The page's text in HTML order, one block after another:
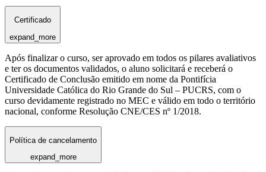
Certificado
expand_more
Após finalizar o curso, ser aprovado em todos os pilares avaliativos
e ter os documentos validados, o aluno solicitará e receberá o
Certificado de Conclusão emitido em nome da Pontifícia
Universidade Católica do Rio Grande do Sul – PUCRS, com o
curso devidamente registrado no MEC e válido em todo o território
nacional, conforme Resolução CNE/CES nº 1/2018.
Política de cancelamento
expand_more